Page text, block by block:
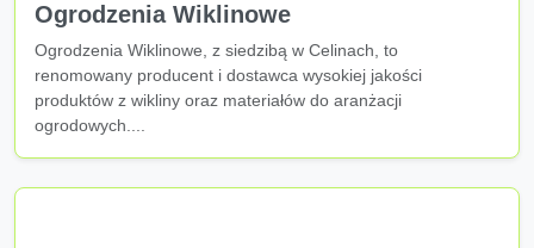
Ogrodzenia Wiklinowe
Ogrodzenia Wiklinowe, z siedzibą w Celinach, to
renomowany producent i dostawca wysokiej jakości
produktów z wikliny oraz materiałów do aranżacji
ogrodowych....